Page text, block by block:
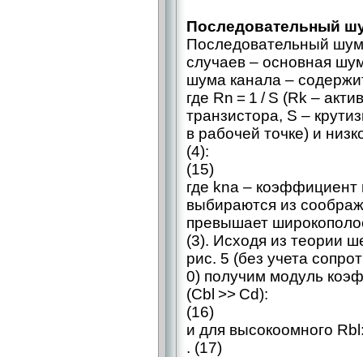
Последовательный
Последовательный
случаев – ​основная
шума канала –
где Rn = 1 / S (Rk –
транзистора, S –
в рабочей точке) и
(4):
(15)
где kna – ​коэффициент
выбираются из
превышает
(3). Исходя из теории
рис. 5 (без учета
0) получим модуль
(Cbl >> Cd):
(16)
и для высокоомного
. (17)